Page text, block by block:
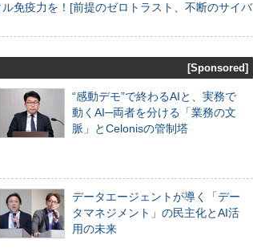
免疫力を！[前提のゼロトラスト、不断のサイバ
[Sponsored]
“感動デモ”で終わるAIと、実務で
動くAI─両者を分ける「業務の文
脈」とCelonisの管制塔
データエージェントが導く「デー
タマネジメント」の民主化とAI活
用の未来